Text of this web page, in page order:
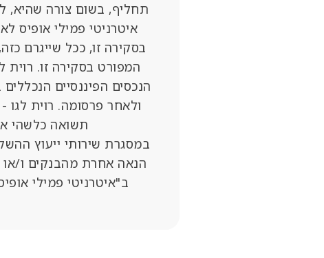
תחליף, בשום צורה שהיא,
איטרניטי פמילי אופיס
בסקירה זו, ככל שייגרם
המפורט בסקירה זו. רוית
הנכסים הפיננסיים
ולאחר פרסומה. רוית לגו
תשואה כלשהי
במסגרת שירותי ייעוץ
הנאה אחרת מהבנקים ו/או
ב"איטרניטי פמילי